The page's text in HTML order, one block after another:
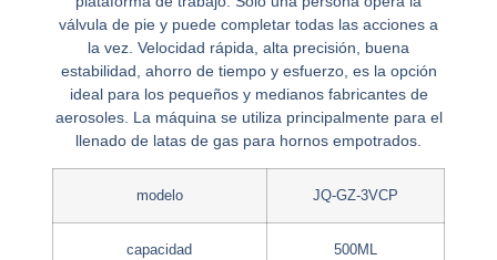
válvula de pie y puede completar todas las acciones a
la vez. Velocidad rápida, alta precisión, buena
estabilidad, ahorro de tiempo y esfuerzo, es la opción
ideal para los pequeños y medianos fabricantes de
aerosoles. La máquina se utiliza principalmente para el
llenado de latas de gas para hornos empotrados.
modelo JQ-GZ-3VCP
capacidad 500ML